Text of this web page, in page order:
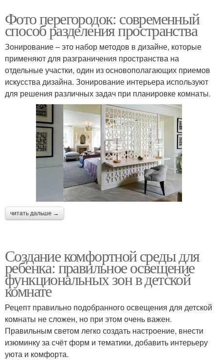
Фото перегородок: современный
способ разделения пространства
Зонирование – это набор методов в дизайне, которые
применяют для разграничения пространства на
отдельные участки, один из основополагающих приемов
искусства дизайна. Зонирование интерьера используют
для решения различных задач при планировке комнаты.
читать дальше →
Создание комфортной среды для
ребенка: правильное освещение
функциональных зон в детской
комнате
Рецепт правильно подобранного освещения для детской
комнаты не сложен, но при этом очень важен.
Правильным светом легко создать настроение, внести
изюминку за счёт форм и тематики, добавить интерьеру
уюта и комфорта.